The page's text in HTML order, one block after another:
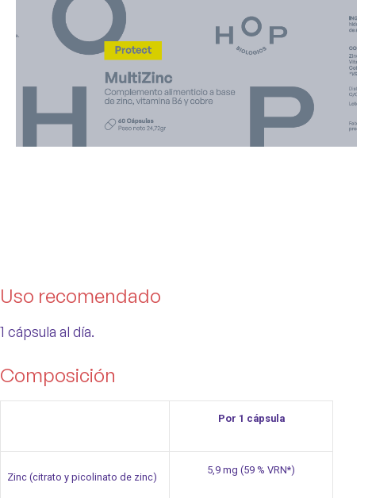
Uso recomendado
1 cápsula al día.
Composición
Por 1 cápsula
Zinc (citrato y picolinato de zinc)
5,9 mg (59 % VRN*)